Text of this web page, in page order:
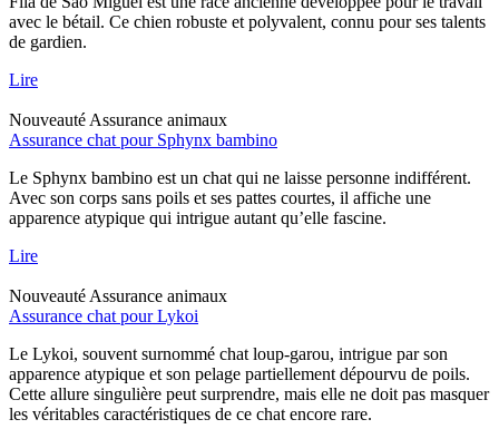
avec le bétail. Ce chien robuste et polyvalent, connu pour ses talents
de gardien.
Lire
Nouveauté Assurance animaux
Assurance chat pour Sphynx bambino
Le Sphynx bambino est un chat qui ne laisse personne indifférent.
Avec son corps sans poils et ses pattes courtes, il affiche une
apparence atypique qui intrigue autant qu’elle fascine.
Lire
Nouveauté Assurance animaux
Assurance chat pour Lykoi
Le Lykoi, souvent surnommé chat loup-garou, intrigue par son
apparence atypique et son pelage partiellement dépourvu de poils.
Cette allure singulière peut surprendre, mais elle ne doit pas masquer
les véritables caractéristiques de ce chat encore rare.